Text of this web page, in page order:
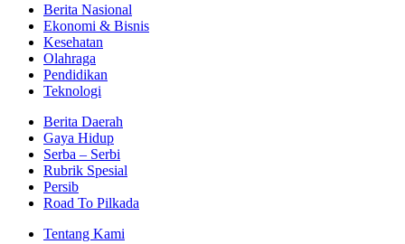
Berita Nasional
Ekonomi & Bisnis
Kesehatan
Olahraga
Pendidikan
Teknologi
Berita Daerah
Gaya Hidup
Serba – Serbi
Rubrik Spesial
Persib
Road To Pilkada
Tentang Kami